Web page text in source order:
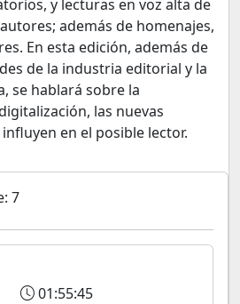
y lecturas en voz alta de
además de homenajes,
En esta edición, además de
de la industria editorial y la
se hablará sobre la
las nuevas
en el posible lector.
7
01:55:45